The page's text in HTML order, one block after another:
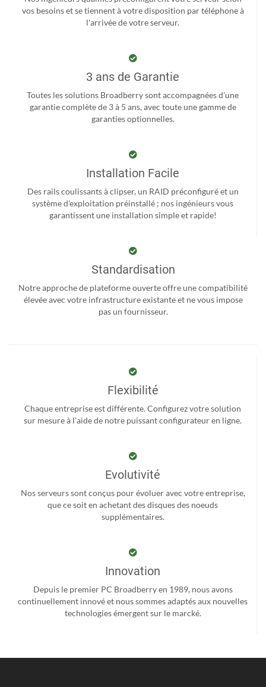
vos besoins et se tiennent à votre disposition par téléphone à
l'arrivée de votre serveur.
3 ans de Garantie
Toutes les solutions Broadberry sont accompagnées d'une
garantie complète de 3 à 5 ans, avec toute une gamme de
garanties optionnelles.
Installation Facile
Des rails coulissants à clipser, un RAID préconfiguré et un
système d'exploitation préinstallé ; nos ingénieurs vous
garantissent une installation simple et rapide!
Standardisation
Notre approche de plateforme ouverte offre une compatibilité
élevée avec votre infrastructure existante et ne vous impose
pas un fournisseur.
Flexibilité
Chaque entreprise est différente. Configurez votre solution
sur mesure à l'aide de notre puissant configurateur en ligne.
Evolutivité
Nos serveurs sont conçus pour évoluer avec votre entreprise,
que ce soit en achetant des disques des noeuds
supplémentaires.
Innovation
Depuis le premier PC Broadberry en 1989, nous avons
continuellement innové et nous sommes adaptés aux nouvelles
technologies émergent sur le marcké.